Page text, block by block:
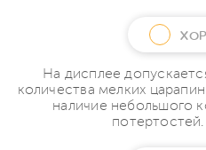
На дисплее
количества мелких
наличие небольшого
потертостей.